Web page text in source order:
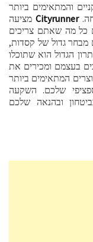
והמתאימים ביותר
Cityrunnerמציעה
כל מה שאתם צריכים
מבחר גדול של קסדות,
הגדול הוא שתוכלו
בעצמם ומכירים את
המתאימים ביותר
שלכם. השקעה
ובהנאה שלכם